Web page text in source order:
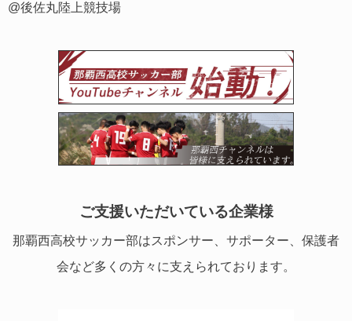
@後佐丸陸上競技場
ご支援いただいている企業様
那覇西高校サッカー部はスポンサー、サポーター、保護者
会など多くの方々に支えられております。